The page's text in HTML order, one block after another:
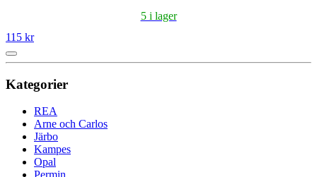
5 i lager
115 kr
Kategorier
REA
Arne och Carlos
Järbo
Kampes
Opal